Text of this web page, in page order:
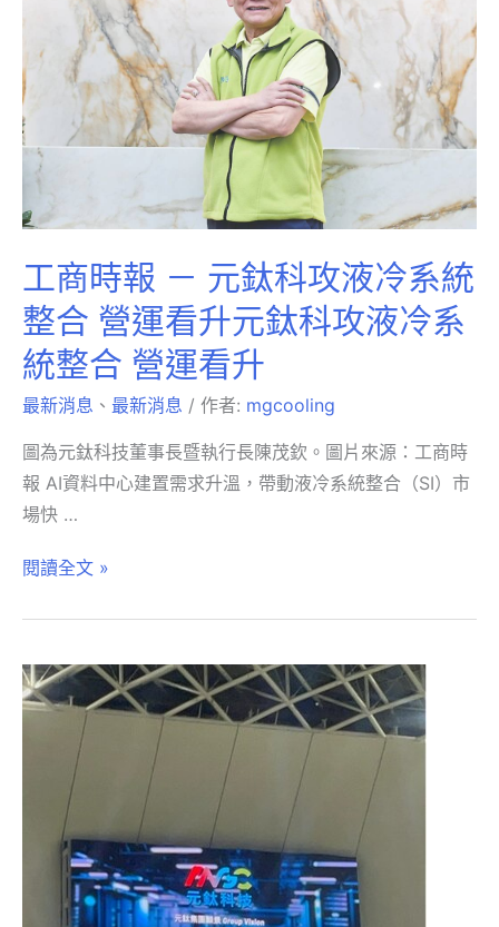
工商時報 － 元鈦科攻液冷系統
整合 營運看升元鈦科攻液冷系
統整合 營運看升
最新消息 、 最新消息 / 作者: mgcooling
圖為元鈦科技董事長暨執行長陳茂欽。圖片來源：工商時
報 AI資料中心建置需求升溫，帶動液冷系統整合（SI）市
場快 …
閱讀全文 »